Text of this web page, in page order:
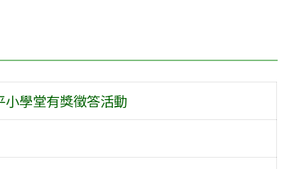
學堂有獎徵答活動